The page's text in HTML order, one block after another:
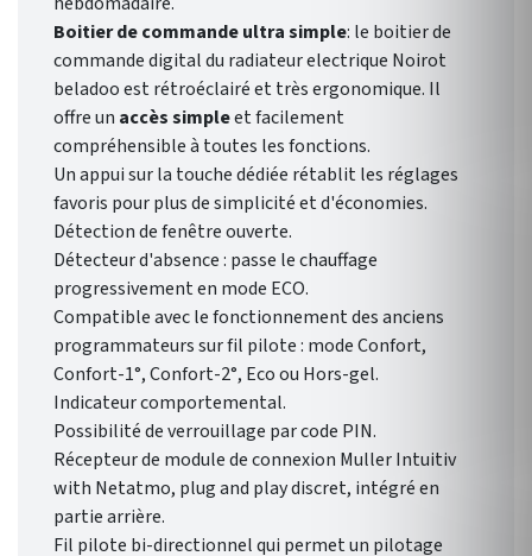
Boitier de commande ultra simple: le boitier de
commande digital du radiateur electrique Noirot
beladoo est rétroéclairé et très ergonomique. Il
offre un accès simpleet facilement
compréhensible à toutes les fonctions.
Un appui sur la touche dédiée rétablit les réglages
favoris pour plus de simplicité et d'économies.
Détection de fenêtre ouverte.
Détecteur d'absence : passe le chauffage
progressivement en mode ECO.
Compatible avec le fonctionnement des anciens
programmateurs sur fil pilote : mode Confort,
Confort-1°, Confort-2°, Eco ou Hors-gel.
Indicateur comportemental.
Possibilité de verrouillage par code PIN.
Récepteur de module de connexion Muller Intuitiv
with Netatmo, plug and play discret, intégré en
partie arrière.
Fil pilote bi-directionnel qui permet un pilotage